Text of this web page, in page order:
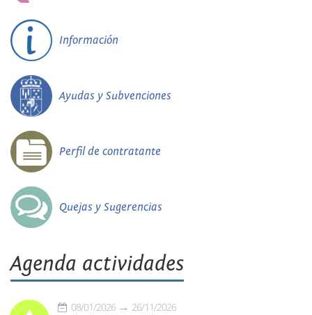
Información
Ayudas y Subvenciones
Perfil de contratante
Quejas y Sugerencias
Agenda actividades
08/01/2026 26/11/2026